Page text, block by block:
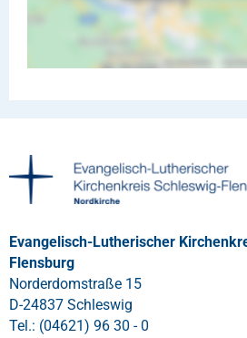
Evangelisch-Lutherischer
Flensburg
Norderdomstraße 15
D-24837 Schleswig
Tel.: (04621) 96 30 - 0